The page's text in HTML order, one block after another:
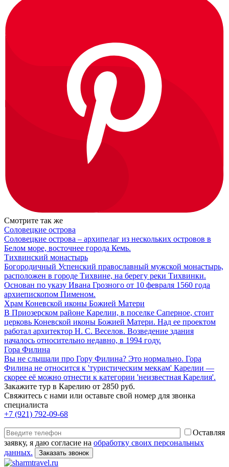
Смотрите так же
Соловецкие острова
Соловецкие острова – архипелаг из нескольких островов в
Белом море, восточнее города Кемь.
Тихвинский монастырь
Богородичный Успенский православный мужской монастырь,
расположен в городе Тихвине, на берегу реки Тихвинки.
Основан по указу Ивана Грозного от 10 февраля 1560 года
архиепископом Пименом.
Храм Коневской иконы Божией Матери
В Приозерском районе Карелии, в поселке Саперное, стоит
церковь Коневской иконы Божией Матери. Над ее проектом
работал архитектор Н. С. Веселов. Возведение здания
началось относительно недавно, в 1994 году.
Гора Филина
Вы не слышали про Гору Филина? Это нормально. Гора
Филина не относится к 'туристическим меккам' Карелии —
скорее её можно отнести к категории 'неизвестная Карелия'.
Закажите тур в Карелию от 2850 руб.
Свяжитесь с нами или оставьте свой номер для звонка
специалиста
+7 (921) 792-09-68
Оставляя
заявку, я даю согласие на обработку своих персональных
данных.